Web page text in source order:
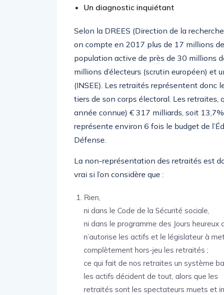
Un diagnostic inquiétant
Selon la DREES (Direction de la
on compte en 2017 plus de 17 millions
population active de près de 30 millions
millions d’électeurs (scrutin européen)
(INSEE). Les retraités représentent donc
tiers de son corps électoral. Les
année connue) € 317 milliards, soit
représente environ 6 fois le budget de
Défense.
La non-représentation des retraités est
vrai si l’on considère que :
Rien,
ni dans le Code de la Sécurité sociale,
ni dans le programme des Jours heureux
n’autorise les actifs et le législateur à
complètement hors-jeu les retraités ;
ce qui fait de nos retraites un système
les actifs décident de tout, alors que les
retraités sont les spectateurs muets et